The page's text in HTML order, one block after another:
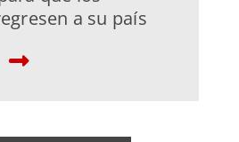
a su país